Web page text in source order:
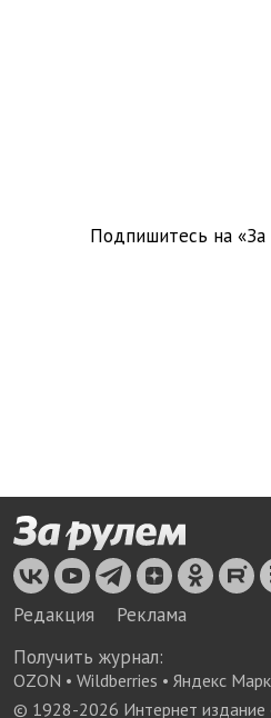
Подпишитесь на «За
Редакция
Реклама
Получить журнал:
OZON • Wildberries • Яндекс
© 1928-2026 Интернет издание